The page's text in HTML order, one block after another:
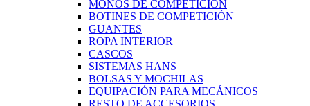
MONOS DE COMPETICIÓN
BOTINES DE COMPETICIÓN
GUANTES
ROPA INTERIOR
CASCOS
SISTEMAS HANS
BOLSAS Y MOCHILAS
EQUIPACIÓN PARA MECÁNICOS
RESTO DE ACCESORIOS